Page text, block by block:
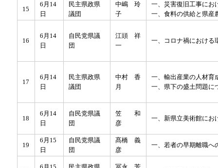
15
6月14
日
民主県政県
議団
中嶋 玲
子
一、災害復旧工事にお
一、食料の供給と県産
16
6月14
日
自民党県議
団
江頭 祥
一
一、コロナ禍における
17
6月14
日
民主県政県
議団
中村 香
月
一、輸出産業の人材育
一、県下の盛土問題に
18
6月14
日
自民党県議
団
笠 和
彦
一、新県立美術館にお
19
6月15
日
自民党県議
団
髙橋 義
彦
一、若者の早期離職へ